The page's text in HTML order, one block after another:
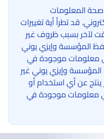
المعلومات
قد تطرأ أية تغييرات
لآخر بسبب ظروف غير
المؤسسة وإيزي يوني
معلومات موجودة في
وإيزي يوني غير
عن أي استخدام أو
معلومات موجودة في